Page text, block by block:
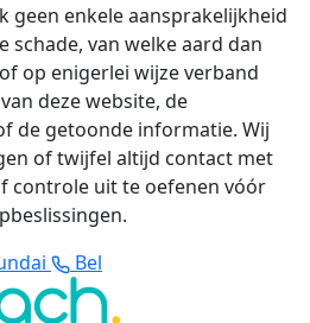
geen enkele aansprakelijkheid
van welke aard dan
op enigerlei wijze verband
deze website, de
de getoonde informatie. Wij
of twijfel altijd contact met
controle uit te oefenen vóór
Bel